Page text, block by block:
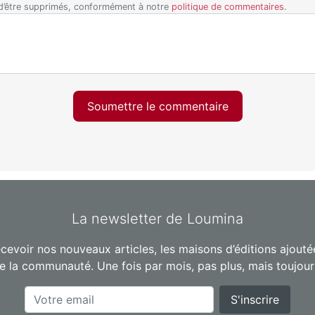
supprimés, conformément à notre politique de commentaires.
Soumettre le commentaire
La newsletter de Loumina
nos nouveaux articles, les maisons d’éditions
la communauté. Une fois par mois, pas plus, mais
S'inscrire